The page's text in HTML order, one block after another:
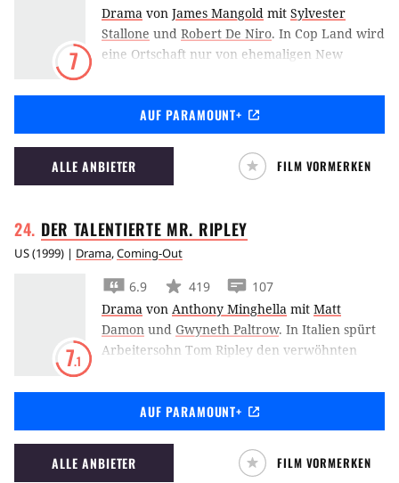
7
Drama von James Mangold mit Sylvester
Stallone und Robert De Niro. In Cop Land wird
eine Ortschaft nur von ehemaligen New
ihrer Familie in Ruhe und Sicherheit leben
wollen.AUF PARAMOUNT+
ALLE ANBIETER FILM VORMERKEN
DER TALENTIERTE MR. RIPLEY
US(1999) | Drama,Coming-Out
7.1
6.9 419
107
Drama von Anthony Minghella mit Matt
Damon und Gwyneth Paltrow. In Italien spürt
Arbeitersohn Tom Ripley den verwöhnten
nach Amerika zu bringen. Eine schicksalhafte
Begegnung, die fatale Folgen für Dickie hat.
AUF PARAMOUNT+
ALLE ANBIETER FILM VORMERKEN